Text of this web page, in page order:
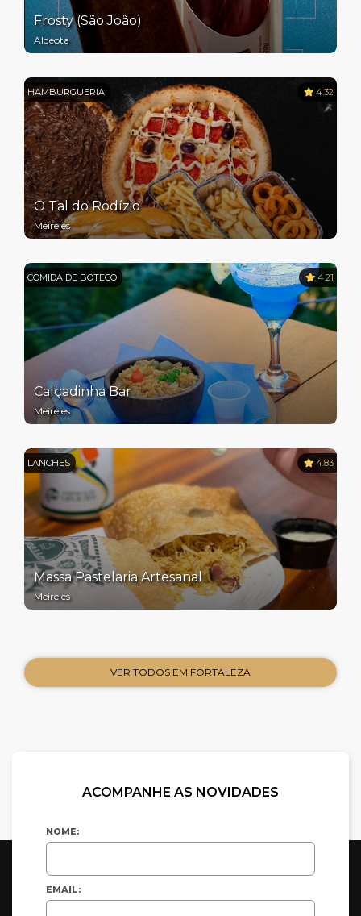
Frosty (São João)
Aldeota
HAMBURGUERIA 4.32
O Tal do Rodízio
Meireles
COMIDA DE BOTECO 4.21
Calçadinha Bar
Meireles
LANCHES 4.83
Massa Pastelaria Artesanal
Meireles
VER TODOS EM FORTALEZA
ACOMPANHE AS NOVIDADES
NOME:
EMAIL: